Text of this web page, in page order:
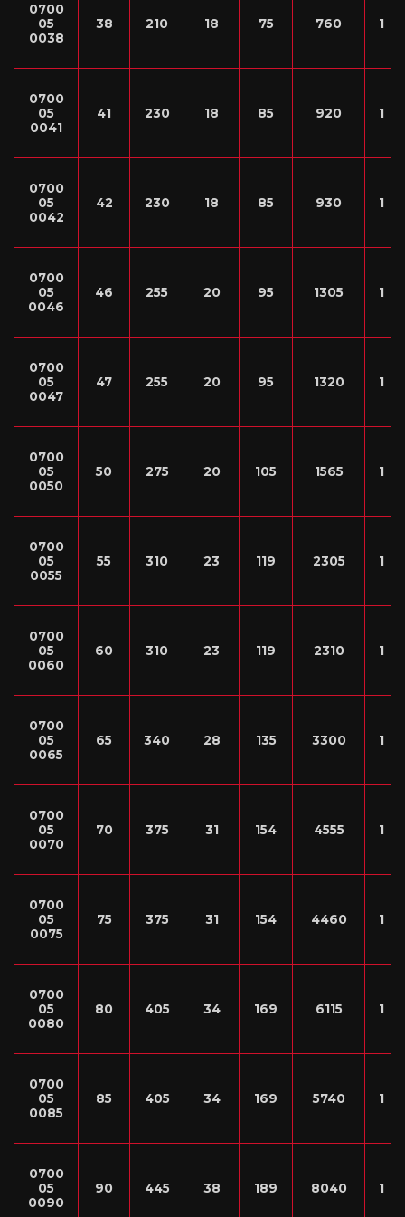
0700
05
0038
38 210 18 75 760 1
0700
05
0041
41 230 18 85 920 1
0700
05
0042
42 230 18 85 930 1
0700
05
0046
46 255 20 95 1305 1
0700
05
0047
47 255 20 95 1320 1
0700
05
0050
50 275 20 105 1565 1
0700
05
0055
55 310 23 119 2305 1
0700
05
0060
60 310 23 119 2310 1
0700
05
0065
65 340 28 135 3300 1
0700
05
0070
70 375 31 154 4555 1
0700
05
0075
75 375 31 154 4460 1
0700
05
0080
80 405 34 169 6115 1
0700
05
0085
85 405 34 169 5740 1
0700
05
0090
90 445 38 189 8040 1